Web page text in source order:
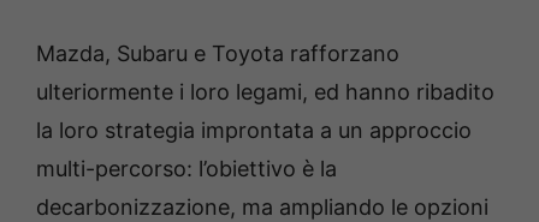
Mazda, Subaru e Toyota rafforzano
ulteriormente i loro legami, ed hanno ribadito
la loro strategia improntata a un approccio
multi-percorso: l’obiettivo è la
decarbonizzazione, ma ampliando le opzioni